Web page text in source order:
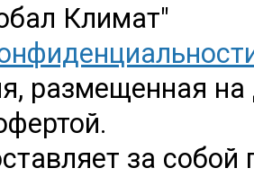
Климат"
размещенная на
за собой